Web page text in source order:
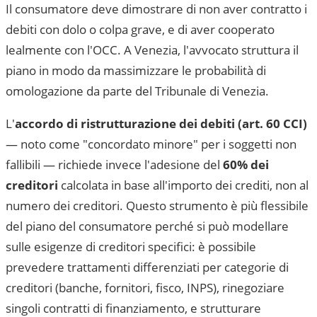
Il consumatore deve dimostrare di non aver contratto i
debiti con dolo o colpa grave, e di aver cooperato
lealmente con l'OCC. AVenezia, l'avvocato struttura il
piano in modo da massimizzare le probabilità di
omologazione da parte del Tribunale di Venezia.
L'accordo di ristrutturazione dei debiti (art. 60 CCI)
— noto come "concordato minore" per i soggetti non
fallibili — richiede invece l'adesione del 60% dei
creditori calcolata in base all'importo dei crediti, non al
numero dei creditori. Questo strumento è più flessibile
del piano del consumatore perché si può modellare
sulle esigenze di creditori specifici: è possibile
prevedere trattamenti differenziati per categorie di
creditori (banche, fornitori, fisco, INPS), rinegoziare
singoli contratti di finanziamento, e strutturare